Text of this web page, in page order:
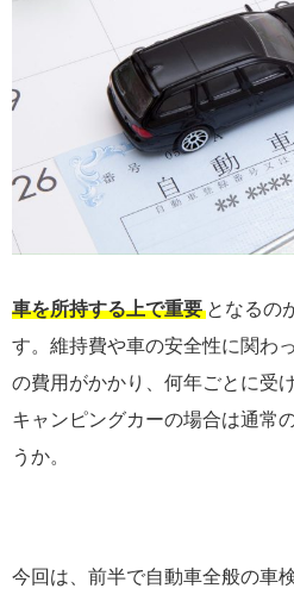
車を所持する上で重要 となるの
す。維持費や車の安全性に関わ
の費用がかかり、何年ごとに受
キャンピングカーの場合は通常
うか。
今回は、前半で自動車全般の車